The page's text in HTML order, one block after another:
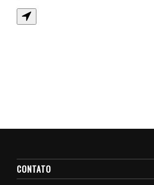
CONTATO